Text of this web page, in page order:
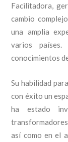
Facilitadora,
cambio
una amplia
varios
conocimientos
Su habilidad
con éxito un
ha estado
transformadores
así como en el